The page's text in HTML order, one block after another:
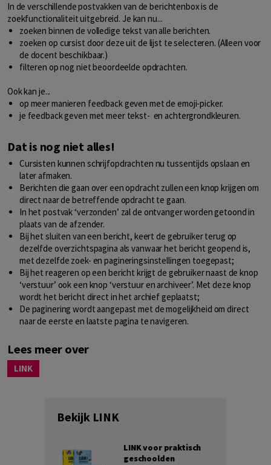
In de verschillende postvakken van de berichtenbox is de
zoekfunctionaliteit uitgebreid. Je kan nu...
zoeken binnen de volledige tekst van alle berichten.
zoeken op cursist door deze uit de lijst te selecteren. (Alleen voor
de docent beschikbaar.)
filteren op nog niet beoordeelde opdrachten.
Ook kan je...
op meer manieren feedback geven met de emoji-picker.
je feedback geven met meer tekst- en achtergrondkleuren.
Dat is nog niet alles!
Cursisten kunnen schrijfopdrachten nu tussentijds opslaan en
later afmaken.
Berichten die gaan over een opdracht zullen een knop krijgen om
direct naar de betreffende opdracht te gaan.
In het postvak ‘verzonden’ zal de ontvanger worden getoond in
plaats van de afzender.
Bij het sluiten van een bericht, keert de gebruiker terug op
dezelfde overzichtspagina als vanwaar het bericht geopend is,
met dezelfde zoek- en pagineringsinstellingen toegepast;
Bij het reageren op een bericht krijgt de gebruiker naast de knop
‘verstuur’ ook een knop ‘verstuur en archiveer’. Met deze knop
wordt het bericht direct in het archief geplaatst;
De paginering wordt aangepast met de mogelijkheid om direct
naar de eerste en laatste pagina te navigeren.
Lees meer over
LINK
Bekijk LINK
LINK voor praktisch
geschoolden